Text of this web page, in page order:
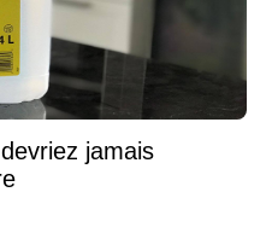
jamais